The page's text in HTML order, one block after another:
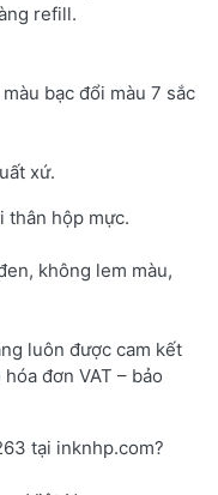
refill.
bạc đổi màu 7 sắc
xứ.
thân hộp mực.
không lem màu,
luôn được cam kết
đơn VAT – bảo
tại inknhp.com?